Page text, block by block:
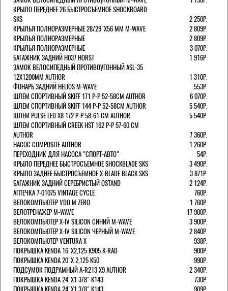
КРЫЛО ПЕРЕДНЕЕ 26 БЫСТРОСЪЕМНОЕ SHOCKBOARD
SKS
2 250Р.
КРЫЛЬЯ ПОЛНОРАЗМЕРНЫЕ 28/29"Х56 ММ M-WAVE
2 809Р.
КРЫЛЬЯ ПОЛНОРАЗМЕРНЫЕ
2 809Р.
КРЫЛЬЯ ПОЛНОРАЗМЕРНЫЕ
3 070Р.
БАГАЖНИК ЗАДНИЙ H037 HORST
1 916Р.
ЗАМОК ВЕЛОСИПЕДНЫЙ ПРОТИВОУГОННЫЙ ASL-35
12Х1200ММ AUTHOR
1 310Р.
ФОНАРЬ ЗАДНИЙ HELIOS M-WAVE
553Р.
ШЛЕМ СПОРТИВНЫЙ SKIFF 171 Р-Р 52-58СМ AUTHOR
6 070Р.
ШЛЕМ СПОРТИВНЫЙ SKIFF 144 Р-Р 52-58СМ AUTHOR
5 540Р.
ШЛЕМ PULSE LED X8 172 Р-Р 58-61 СМ AUTHOR
5 540Р.
ШЛЕМ СПОРТИВНЫЙ CREEK HST 162 Р-Р 57-60 СМ
AUTHOR
7 360Р.
НАСОС COMPOSITE AUTHOR
1 260Р.
ПЕРЕХОДНИК ДЛЯ НАСОСА "СПОРТ-АВТО"
54Р.
КРЫЛО ПЕРЕДНЕЕ БЫСТРОСЪЕМНОЕ SHOCKBLADE SKS
3 490Р.
КРЫЛО ЗАДНЕЕ БЫСТРОСЪЕМНОЕ X-BLADE BLACK SKS
3 871Р.
БАГАЖНИК ЗАДНИЙ СЕРЕБРИСТЫЙ OSTAND
2 124Р.
АПТЕЧКА 7-01075 VINTAGE CYCLE
760Р.
ВЕЛОКОМПЬЮТЕР VDO M ZERO
1 760Р.
ВЕЛОТРЕНАЖЕР M-WAVE
17 900Р.
ВЕЛОКОМПЬЮТЕР X-IV SILICON СИНИЙ M-WAVE
3 900Р.
ВЕЛОКОМПЬЮТЕР X-IV SILICON ЧЕРНЫЙ M-WAVE
2 840Р.
ВЕЛОКОМПЬЮТЕР VENTURA Х
938Р.
ПОКРЫШКА KENDA 16"Х2,125 K905 K-RAD
900Р.
ПОКРЫШКА KENDA 20"Х 2,125 K50
990Р.
ПОДСУМОК ПОДРАМНЫЙ A-R213 X9 AUTHOR
2 340Р.
ПОКРЫШКА KENDA 24"Х1 3/8" K143
730Р.
ПОКРЫШКА KENDA 24"Х1 3/8" K143
909Р.